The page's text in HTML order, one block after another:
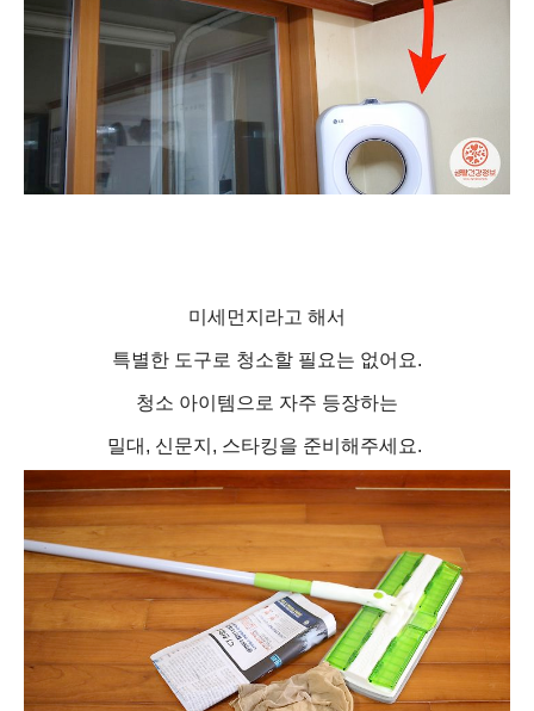
미세먼지라고 해서
특별한 도구로 청소할 필요는 없어요.
청소 아이템으로 자주 등장하는
밀대, 신문지, 스타킹을 준비해주세요.